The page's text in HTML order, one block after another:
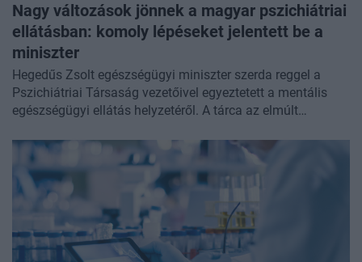
Nagy változások jönnek a magyar pszichiátriai
ellátásban: komoly lépéseket jelentett be a
miniszter
Hegedűs Zsolt egészségügyi miniszter szerda reggel a
Pszichiátriai Társaság vezetőivel egyeztetett a mentális
egészségügyi ellátás helyzetéről. A tárca az elmúlt
áttekintette a közép- és hosszú távú terveket. Konkrét
lépésként kiírják a Nyírő Gyula Országos Pszichiátriai és
Addiktológiai Intézet (OPAI) főigazgatói pályázatát,
Budapesten több kórházat vonnak be az akut pszichiátriai
ellátásba, a fejlesztési munkát pedig miniszteri biztos
segíti majd. A miniszter hangsúlyozta, hogy a mentális
egészség ügye nem szűkíthető le a pszichiátriára, és új,